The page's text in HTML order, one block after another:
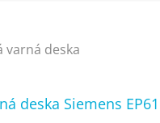
varná deska
deska Siemens